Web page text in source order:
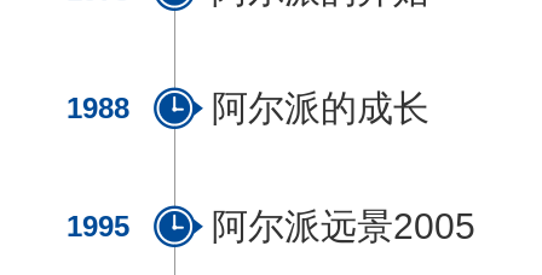
1988 阿尔派的成长
1995 阿尔派远景2005